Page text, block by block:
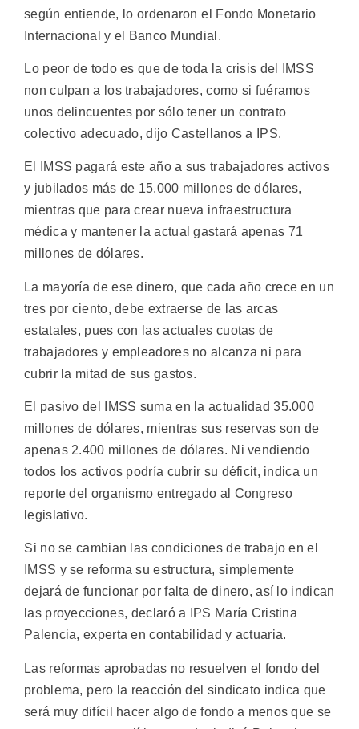
según entiende, lo ordenaron el Fondo Monetario
Internacional y el Banco Mundial.
Lo peor de todo es que de toda la crisis del IMSS
non culpan a los trabajadores, como si fuéramos
unos delincuentes por sólo tener un contrato
colectivo adecuado, dijo Castellanos a IPS.
El IMSS pagará este año a sus trabajadores activos
y jubilados más de 15.000 millones de dólares,
mientras que para crear nueva infraestructura
médica y mantener la actual gastará apenas 71
millones de dólares.
La mayoría de ese dinero, que cada año crece en un
tres por ciento, debe extraerse de las arcas
estatales, pues con las actuales cuotas de
trabajadores y empleadores no alcanza ni para
cubrir la mitad de sus gastos.
El pasivo del IMSS suma en la actualidad 35.000
millones de dólares, mientras sus reservas son de
apenas 2.400 millones de dólares. Ni vendiendo
todos los activos podría cubrir su déficit, indica un
reporte del organismo entregado al Congreso
legislativo.
Si no se cambian las condiciones de trabajo en el
IMSS y se reforma su estructura, simplemente
dejará de funcionar por falta de dinero, así lo indican
las proyecciones, declaró a IPS María Cristina
Palencia, experta en contabilidad y actuaria.
Las reformas aprobadas no resuelven el fondo del
problema, pero la reacción del sindicato indica que
será muy difícil hacer algo de fondo a menos que se